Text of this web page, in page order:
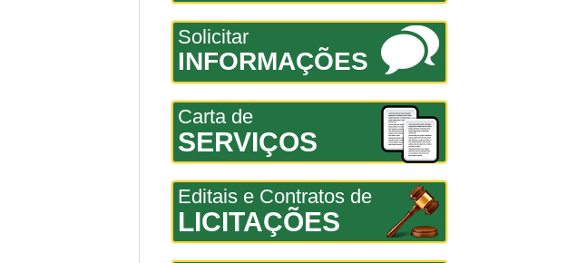
Solicitar
INFORMAÇÕES
Carta de
SERVIÇOS
Editais e Contratos de
LICITAÇÕES